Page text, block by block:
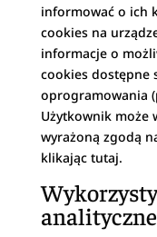
informować o ich
cookies na
informacje o
cookies dostępne
oprogramowania
Użytkownik może
wyrażoną zgodą
klikając tutaj.